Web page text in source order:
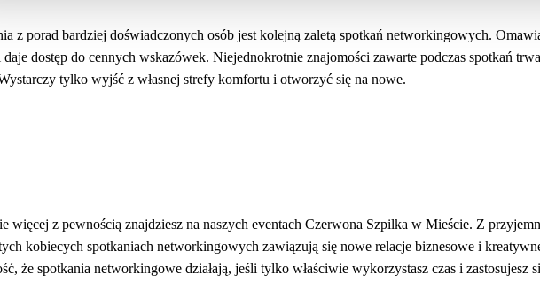
z porad bardziej doświadczonych osób jest kolejną zaletą spotkań networkingowych.
dostęp do cennych wskazówek. Niejednokrotnie znajomości zawarte podczas spotkań
tylko wyjść z własnej strefy komfortu i otworzyć się na nowe.
więcej z pewnością znajdziesz na naszych eventach Czerwona Szpilka w Mieście. Z
kobiecych spotkaniach networkingowych zawiązują się nowe relacje biznesowe i
że spotkania networkingowe działają, jeśli tylko właściwie wykorzystasz czas i zastosujesz